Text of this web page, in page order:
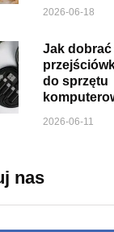
2026-06-18
Jak
do sprzętu
2026-06-11
nas